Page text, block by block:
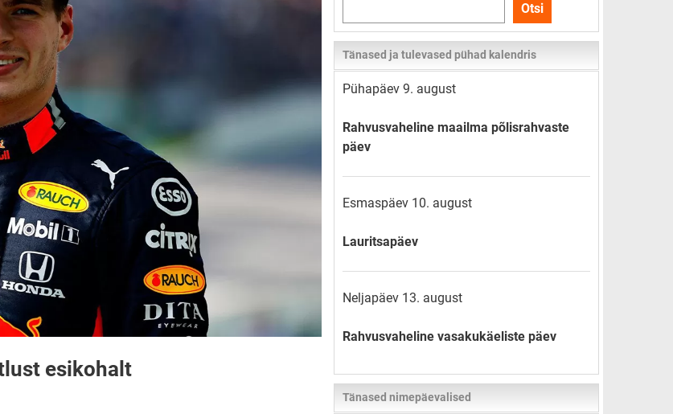
esikohalt
kogu
lehelt
Otsi
Tänased ja tulevased pühad kalendris
Pühapäev 9. august
Rahvusvaheline maailma põlisrahvaste
päev
Esmaspäev 10. august
Lauritsapäev
Neljapäev 13. august
Rahvusvaheline vasakukäeliste päev
Tänased nimepäevalised